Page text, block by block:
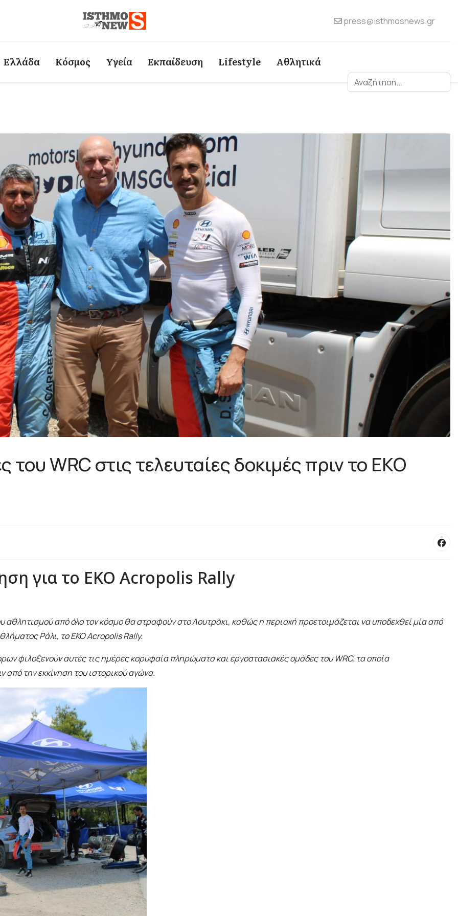
press@isthmosnews.gr
Ελλάδα Κόσμος Υγεία Εκπαίδευση Lifestyle Αθλητικά
Αναζήτηση
WRC στις τελευταίες δοκιμές πριν το EKO
για το EKO Acropolis Rally
αθλητισμού από όλο τον κόσμο θα στραφούν στο Λουτράκι, καθώς η περιοχή προετοιμάζεται να υποδεχθεί μία από
Ράλι, το EKO Acropolis Rally.
φιλοξενούν αυτές τις ημέρες κορυφαία πληρώματα και εργοστασιακές ομάδες του WRC, τα οποία
από την εκκίνηση του ιστορικού αγώνα.